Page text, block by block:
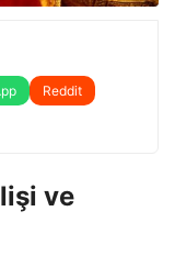
Reddit
ve